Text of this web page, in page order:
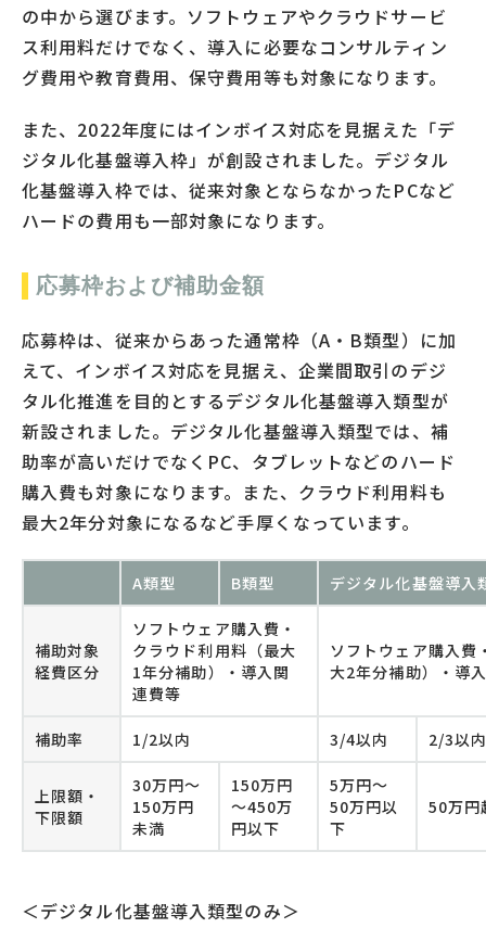
の中から選びます。ソフトウェアやクラウドサービ
ス利用料だけでなく、導入に必要なコンサルティン
グ費用や教育費用、保守費用等も対象になります。
また、2022年度にはインボイス対応を見据えた「デ
ジタル化基盤導入枠」が創設されました。デジタル
化基盤導入枠では、従来対象とならなかったPCなど
ハードの費用も一部対象になります。
応募枠および補助金額
応募枠は、従来からあった通常枠（A・B類型）に加
えて、インボイス対応を見据え、企業間取引のデジ
タル化推進を目的とするデジタル化基盤導入類型が
新設されました。デジタル化基盤導入類型では、補
助率が高いだけでなくPC、タブレットなどのハード
購入費も対象になります。また、クラウド利用料も
最大2年分対象になるなど手厚くなっています。
A類型 B類型 デジタル化基盤導入
補助対象
経費区分
ソフトウェア購入費・
クラウド利用料（最大
1年分補助）・導入関
連費等
ソフトウェア購入費
大2年分補助）・導
補助率 1/2以内 3/4以内 2/3以
上限額・
下限額
30万円～
150万円
未満
150万円
～450万
円以下
5万円～
50万円以
下
50万円
＜デジタル化基盤導入類型のみ＞